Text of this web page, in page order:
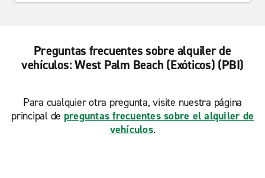
Preguntas frecuentes sobre alquiler de
vehículos: West Palm Beach (Exóticos) (PBI)
Para cualquier otra pregunta, visite nuestra página
principal de preguntas frecuentes sobre el alquiler de
vehículos.